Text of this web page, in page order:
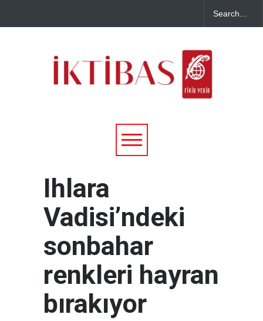
Ihlara
Vadisi’ndeki
sonbahar
renkleri hayran
bırakıyor